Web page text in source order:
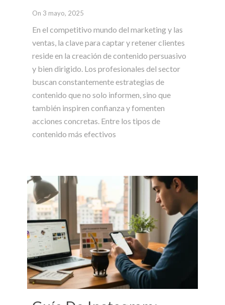
On 3 mayo, 2025
En el competitivo mundo del marketing y las
ventas, la clave para captar y retener clientes
reside en la creación de contenido persuasivo
y bien dirigido. Los profesionales del sector
buscan constantemente estrategias de
contenido que no solo informen, sino que
también inspiren confianza y fomenten
acciones concretas. Entre los tipos de
contenido más efectivos